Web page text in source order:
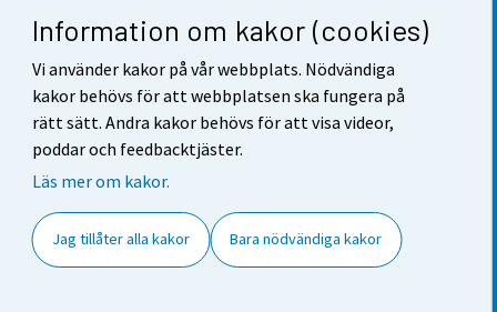
Information om kakor (cookies)
Vi använder kakor på vår webbplats. Nödvändiga
kakor behövs för att webbplatsen ska fungera på
rätt sätt. Andra kakor behövs för att visa videor,
poddar och feedbacktjäster.
Läs mer om kakor.
Jag tillåter alla kakor Bara nödvändiga kakor
Respons
Användarvillkor
Dataskydd
Tillgänglighet
Cookie-inställningar